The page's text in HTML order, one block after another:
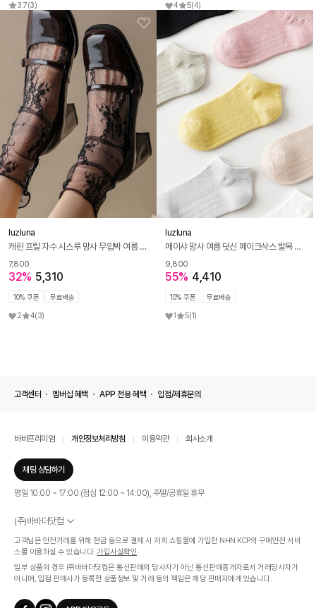
3.7(3) 4 5(4)
luzluna
캐린 프릴 자수 시스루 망사 무압박 여름 스타킹 양말
7,800
32% 5,310
10% 쿠폰 무료배송
2 4(3)
luzluna
메이샤 망사 여름 덧신 페이크삭스 발목 양말
9,800
55% 4,410
10% 쿠폰 무료배송
1 5(1)
고객센터 멤버십 혜택 APP 전용 혜택 입점/제휴문의
바바프리미엄 개인정보처리방침 이용약관 회사소개
채팅 상담하기
평일 10:00 ~ 17:00 (점심 12:00 ~ 14:00), 주말/공휴일 휴무
(주)바바더닷컴
서울특별시 서초구 신반포로 339, 논현빌딩 (대표이사 : 문인식)
사업자 등록번호 569-86-01308
통신판매업신고번호 제 2019 - 서울 서초 - 1268호
개인정보관리책임자 : 김효영
인증범위 온라인 쇼핑몰 서비스(바바더닷컴)
고객님은 안전거래를 위해 현금 등으로 결제 시 저희 쇼핑몰에 가입한 NHN KCP의 구매안전 서비
스를 이용하실 수 있습니다. 가입사실확인
일부 상품의 경우 ㈜바바더닷컴은 통신판매의 당사자가 아닌 통신판매중개자로서 거래당사자가
아니며, 입점 판매사가 등록한 상품정보 및 거래 등의 책임은 해당 판매자에게 있습니다.